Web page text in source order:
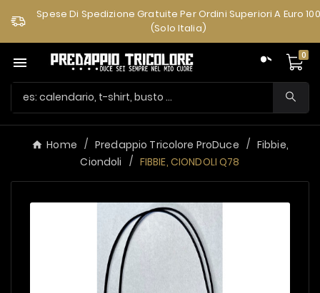
Spese Di Spedizione Gratuite Per Ordini Superiori A Euro 100
(solo Italia)
 0
Home Predappio Tricolore ProDuce
Fibbie,
Ciondoli
FIBBIE, CIONDOLI Q78